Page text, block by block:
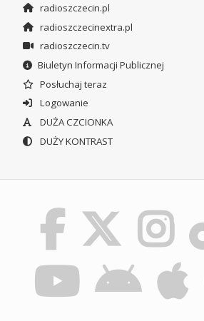
radioszczecin.pl
radioszczecinextra.pl
radioszczecin.tv
Biuletyn Informacji Publicznej
Posłuchaj teraz
Logowanie
DUŻA CZCIONKA
DUŻY KONTRAST